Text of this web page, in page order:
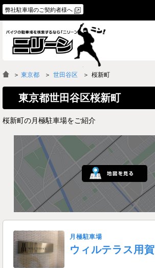
弊社駐車場のご契約者様へ
物件一覧
よくあるご質問
＞ 東京都 世田谷区 桜新町
東京都世田谷区桜新町
桜新町の月極駐車場をご紹介
月極駐車場
ウィルテラス用賀